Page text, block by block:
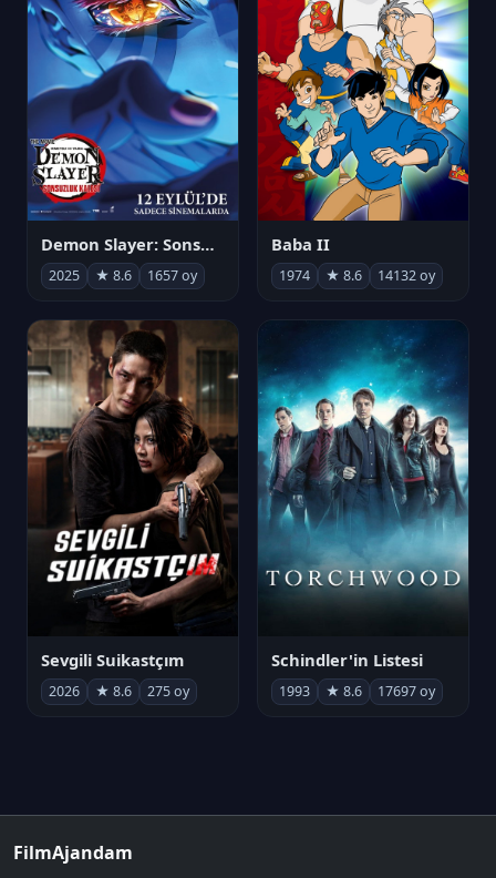
Demon Slayer: Sonsuzluk Kalesi
2025 ★ 8.6 1657 oy
Baba II
1974 ★ 8.6 14132 oy
Sevgili Suikastçım
2026 ★ 8.6 275 oy
Schindler'in Listesi
1993 ★ 8.6 17697 oy
FilmAjandam